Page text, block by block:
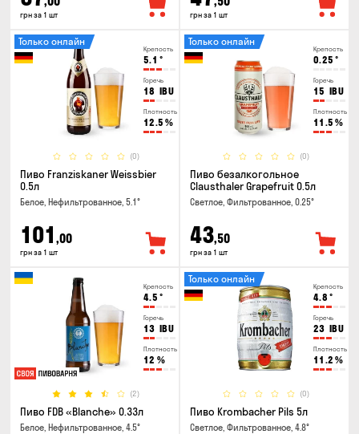
грн за 1 шт грн за 1 шт
Крепость
5.1 °
Горечь
18 IBU
Плотность
12.5 %
(0)
Только онлайн
Пиво Franziskaner Weissbier
0.5л
Белое, Нефильтрованное, 5.1°
101 ,00
грн за 1 шт
Крепость
0.25 °
Горечь
15 IBU
Плотность
11.5 %
(0)
Только онлайн
Пиво безалкогольное
Clausthaler Grapefruit 0.5л
Светлое, Фильтрованное, 0.25°
43,50
грн за 1 шт
Крепость
4.5 °
Горечь
13 IBU
Плотность
12 %
(2)
Пиво FDB «Blanche» 0.33л
Белое, Нефильтрованное, 4.5°
Крепость
4.8 °
Горечь
23 IBU
Плотность
11.2 %
(0)
Только онлайн
Пиво Krombacher Pils 5л
Светлое, Фильтрованное, 4.8°